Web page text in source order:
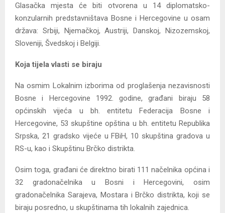
Glasačka mjesta će biti otvorena u 14 diplomatsko-
konzularnih predstavništava Bosne i Hercegovine u osam
država: Srbiji, Njemačkoj, Austriji, Danskoj, Nizozemskoj,
Sloveniji, Švedskoj i Belgiji.
Koja tijela vlasti se biraju
Na osmim Lokalnim izborima od proglašenja nezavisnosti
Bosne i Hercegovine 1992. godine, građani biraju 58
općinskih vijeća u bh. entitetu Federacija Bosne i
Hercegovine, 53 skupštine opština u bh. entitetu Republika
Srpska, 21 gradsko vijeće u FBiH, 10 skupština gradova u
RS-u, kao i Skupštinu Brčko distrikta.
Osim toga, građani će direktno birati 111 načelnika općina i
32 gradonačelnika u Bosni i Hercegovini, osim
gradonačelnika Sarajeva, Mostara i Brčko distrikta, koji se
biraju posredno, u skupštinama tih lokalnih zajednica.